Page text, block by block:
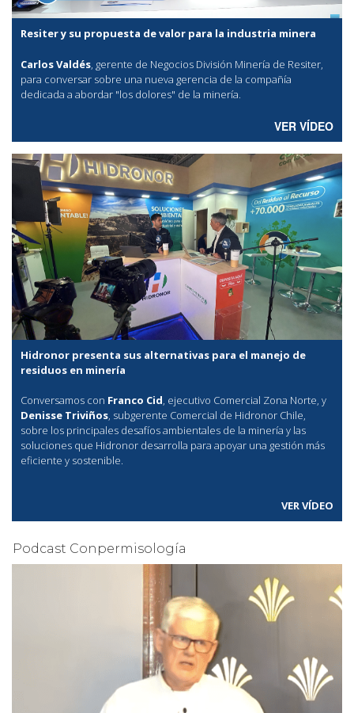
Resiter y su propuesta de valor para la industria minera
Carlos Valdés, gerente de Negocios División Minería de Resiter,
para conversar sobre una nueva gerencia de la compañía
dedicada a abordar "los dolores" de la minería.
VER VÍDEO
Hidronor presenta sus alternativas para el manejo de
residuos en minería
Conversamos con Franco Cid, ejecutivo Comercial Zona Norte, y
Denisse Triviños, subgerente Comercial de Hidronor Chile,
sobre los principales desafíos ambientales de la minería y las
soluciones que Hidronor desarrolla para apoyar una gestión más
eficiente y sostenible.
VER VÍDEO
Podcast Conpermisología